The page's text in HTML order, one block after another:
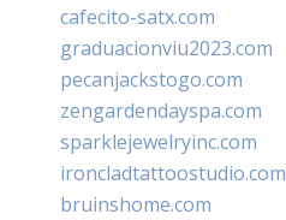
cafecito-satx.com
graduacionviu2023.com
pecanjackstogo.com
zengardendayspa.com
sparklejewelryinc.com
ironcladtattoostudio.com
bruinshome.com